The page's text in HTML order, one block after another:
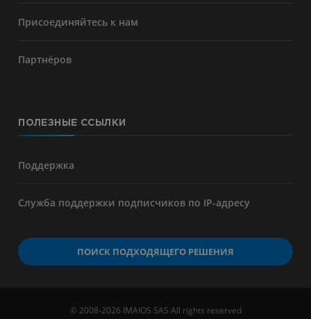
Присоединяйтесь к нам
Партнёров
ПОЛЕЗНЫЕ ССЫЛКИ
Поддержка
Служба поддержки подписчиков по IP-адресу
ПОИСК ПОДХОДЯЩЕГО РЕШЕНИЯ
© 2008-2026 IMAIOS SAS All rights reserved